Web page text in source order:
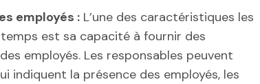
employés : L’une des caractéristiques les
est sa capacité à fournir des
employés. Les responsables peuvent
indiquent la présence des employés, les